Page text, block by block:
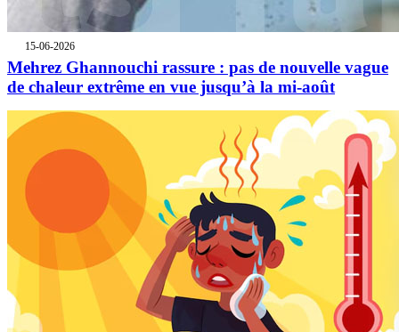
15-06-2026
Mehrez Ghannouchi rassure : pas de nouvelle vague
de chaleur extrême en vue jusqu’à la mi-août